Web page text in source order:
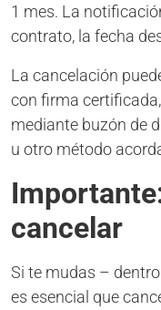
1 mes. La
contrato, la fecha
La cancelación
con firma
mediante buzón de
u otro método
cancelar
Si te mudas –
es esencial que